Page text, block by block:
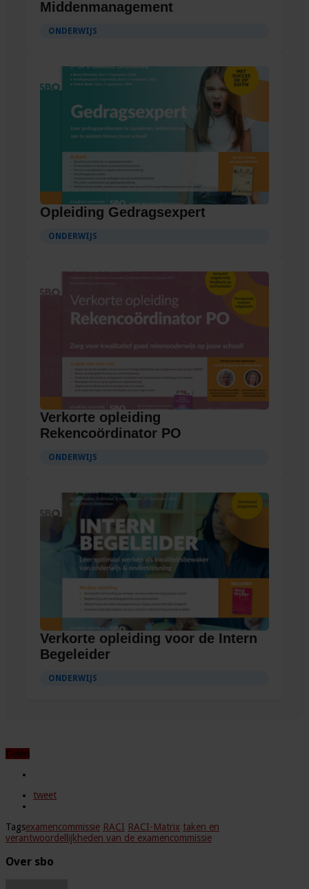
Middenmanagement
ONDERWIJS
Opleiding Gedragsexpert
ONDERWIJS
Verkorte opleiding
Rekencoördinator PO
ONDERWIJS
Verkorte opleiding voor de Intern
Begeleider
ONDERWIJS
Delen
tweet
Tagsexamencommissie RACI RACI-Matrix taken en
verantwoordellijkheden van de examencommissie
Over sbo